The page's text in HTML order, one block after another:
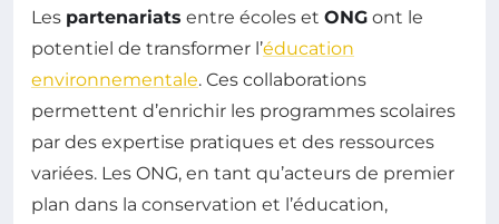
Les partenariats entre écoles et ONG ont le
potentiel de transformer l’éducation
environnementale. Ces collaborations
permettent d’enrichir les programmes scolaires
par des expertise pratiques et des ressources
variées. Les ONG, en tant qu’acteurs de premier
plan dans la conservation et l’éducation,